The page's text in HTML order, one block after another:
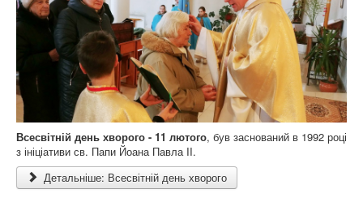
Всесвітній день хворого - 11 лютого, був заснований в 1992 році
з ініціативи св. Папи Йоана Павла II.
Детальніше: Всесвітній день хворого